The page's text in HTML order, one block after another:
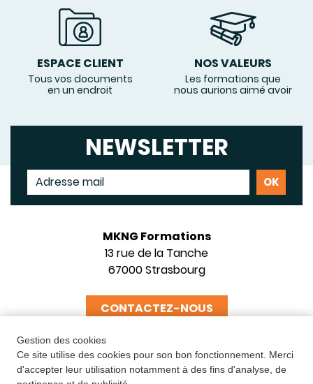
Gestion des cookies
Ce site utilise des cookies pour son bon fonctionnement. Merci
d'accepter leur utilisation notamment à des fins d'analyse, de
ESPACE CLIENT
Tous vos documents
en un endroit
NOS VALEURS
Les formations que
nous aurions aimé avoir
NEWSLETTER
MKNG Formations
13 rue de la Tanche
67000 Strasbourg
CONTACTEZ-NOUS